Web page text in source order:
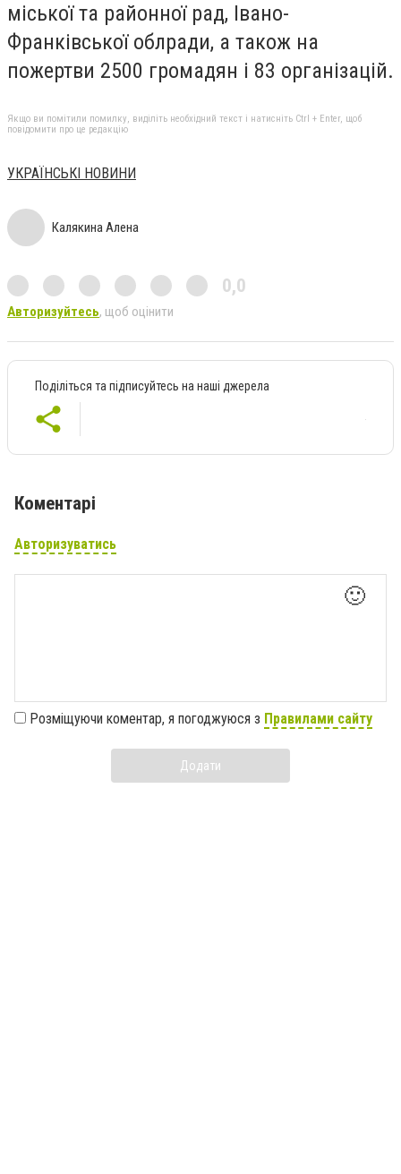
міської та районної рад, Івано-
Франківської облради, а також на
пожертви 2500 громадян і 83 організацій.
Якщо ви помітили помилку, виділіть необхідний текст і натисніть Ctrl + Enter, щоб
повідомити про це редакцію
УКРАЇНСЬКІ НОВИНИ
Калякина Алена
0,0
Авторизуйтесь, щоб оцінити
Поділіться та підписуйтесь на наші джерела
Коментарі
Авторизуватись
🙂
Розміщуючи коментар, я погоджуюся з Правилами сайту
Додати